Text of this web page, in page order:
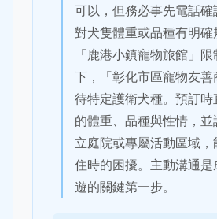
可以，但務必事先電話
對犬隻體重或品種有明確
「鹿港小鎮寵物旅館」
下，「彰化市區寵物友
待特定護衛犬種。預訂
的體重、品種與性情，
立庭院或專屬活動區域，
住時的困擾。主動溝通是
遊的關鍵第一步。